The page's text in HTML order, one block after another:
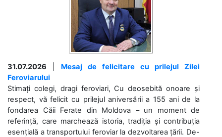
31.07.2026
Mesaj de felicitare cu prilejul Zilei
Feroviarului
Stimați colegi, dragi feroviari, Cu deosebită onoare și
respect, vă felicit cu prilejul aniversării a 155 ani de la
fondarea Căii Ferate din Moldova – un moment de
referință, care marchează istoria, tradiția și contribuția
esențială a transportului feroviar la dezvoltarea țării. De-